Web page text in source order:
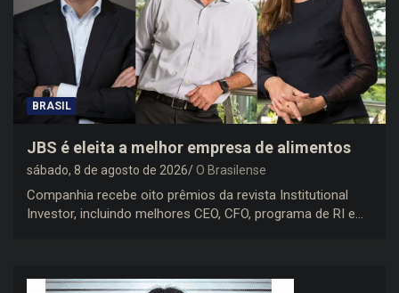
BRASIL
JBS é eleita a melhor empresa de alimentos
sábado, 8 de agosto de 2026 O Brasilense
Companhia recebe oito prêmios da revista Institutional
Investor, incluindo melhores CEO, CFO, programa de RI e…